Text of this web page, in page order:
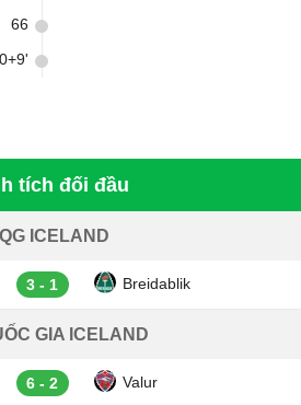
66
tích đối đầu
ICELAND
3 - 1 Breidablik
GIA ICELAND
6 - 2 Valur